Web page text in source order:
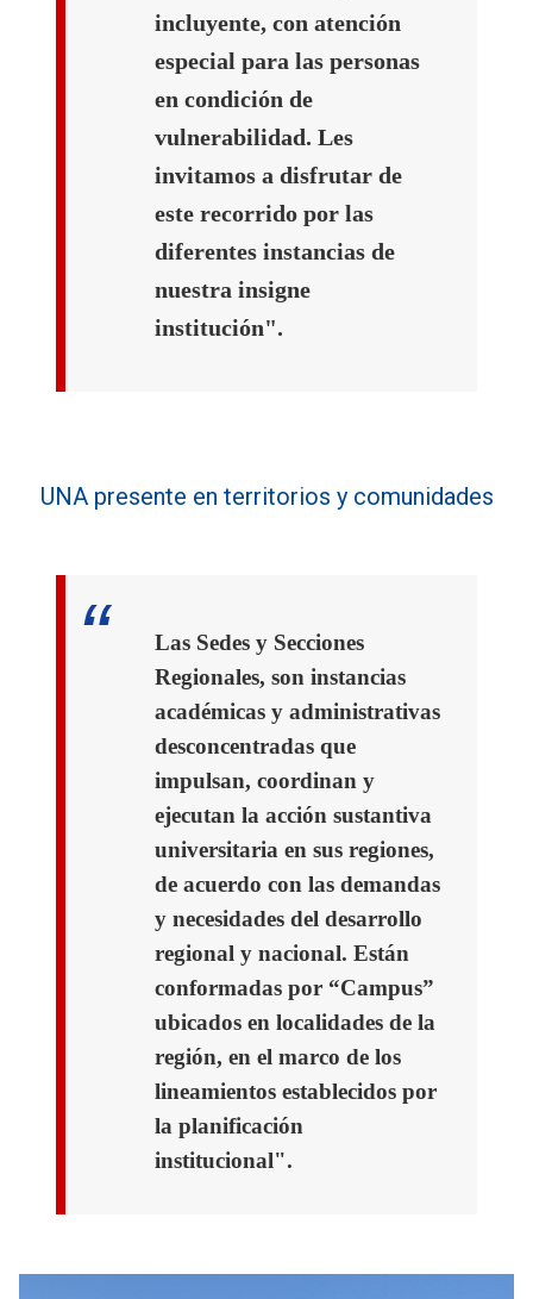
incluyente, con atención
especial para las personas
en condición de
vulnerabilidad. Les
invitamos a disfrutar de
este recorrido por las
diferentes instancias de
nuestra insigne
institución".
UNA presente en territorios y comunidades
Las Sedes y Secciones
Regionales, son instancias
académicas y administrativas
desconcentradas que
impulsan, coordinan y
ejecutan la acción sustantiva
universitaria en sus regiones,
de acuerdo con las demandas
y necesidades del desarrollo
regional y nacional. Están
conformadas por “Campus”
ubicados en localidades de la
región, en el marco de los
lineamientos establecidos por
la planificación
institucional".